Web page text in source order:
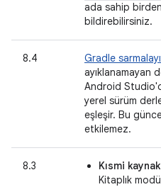
ada sahip
bildirebilirsiniz.
8.4 Gradle
ayıklanamayan
Android
yerel sürüm
eşleşir. Bu
etkilemez.
8.3
Kısmi
Kitaplık